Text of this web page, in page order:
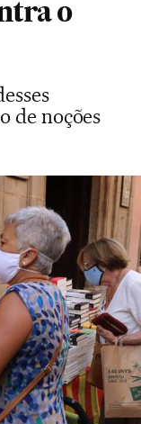
o
de noções